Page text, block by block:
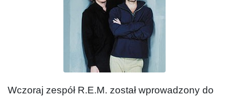
Wczoraj zespół R.E.M. został wprowadzony do